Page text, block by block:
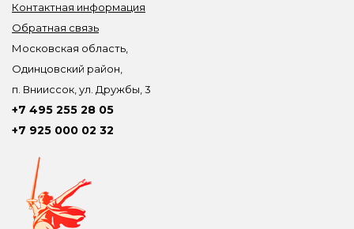
Контактная информация
Обратная связь
Московская область,
Одинцовский район,
п. Внииссок, ул. Дружбы, 3
+7 495 255 28 05
+7 925 000 02 32